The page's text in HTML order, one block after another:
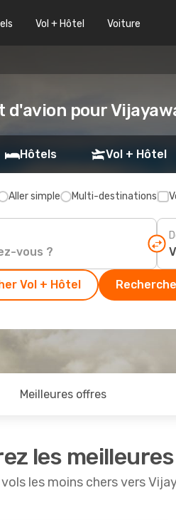
Vol + Hôtel Voiture
d'avion pour
Hôtels Vol + Hôtel
Aller simple Multi-destinations
Vol + Hôtel
Meilleures offres
les
les moins chers vers